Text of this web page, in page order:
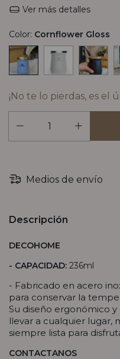
Ver más detalles
Color: Cornflower Gloss
¡No te lo pierdas, es el
Medios de envío
Descripción
DECOHOME
- CAPACIDAD: 236ml
- Fabricado en acero
para conservar la
Su diseño ergonómico
llevar a cualquier lugar,
siempre lista para
CONTACTANOS